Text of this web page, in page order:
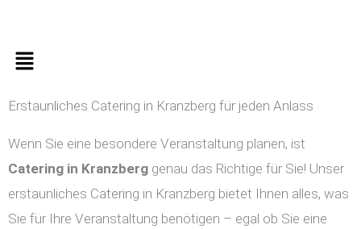
Menü
Erstaunliches Catering in Kranzberg für jeden Anlass
Wenn Sie eine besondere Veranstaltung planen, ist
Catering in Kranzberg genau das Richtige für Sie! Unser
erstaunliches Catering in Kranzberg bietet Ihnen alles, was
Sie für Ihre Veranstaltung benötigen – egal ob Sie eine